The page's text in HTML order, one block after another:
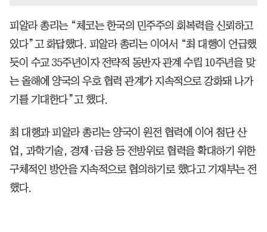
피알라 총리는 “체코는 한국의 민주주의 회복력을 신뢰하고
있다”고 화답했다. 피알라 총리는 이어서 “최 대행이 언급했
듯이 수교 35주년이자 전략적 동반자 관계 수립 10주년을 맞
는 올해에 양국의 우호 협력 관계가 지속적으로 강화돼 나가
기를 기대한다”고 했다.
최 대행과 피알라 총리는 양국이 원전 협력에 이어 첨단 산
업, 과학기술, 경제·금융 등 전방위로 협력을 확대하기 위한
구체적인 방안을 지속적으로 협의하기로 했다고 기재부는 전
했다.